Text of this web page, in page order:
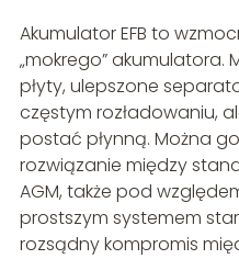
Akumulator EFB to
„mokrego” akumulatora.
płyty, ulepszone
częstym rozładowaniu,
postać płynną. Można
rozwiązanie między
AGM, także pod
prostszym systemem
rozsądny kompromis